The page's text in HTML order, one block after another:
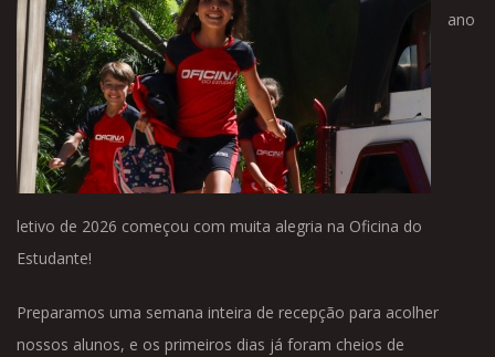
ano
letivo de 2026 começou com muita alegria na Oficina do
Estudante!
Preparamos uma semana inteira de recepção para acolher
nossos alunos, e os primeiros dias já foram cheios de